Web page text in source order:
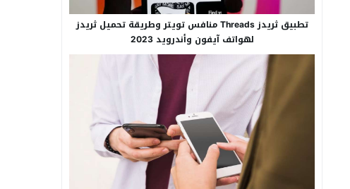
تطبيق ثريدز Threads منافس تويتر وطريقة تحميل ثريدز
لهواتف آيفون وأندرويد 2023